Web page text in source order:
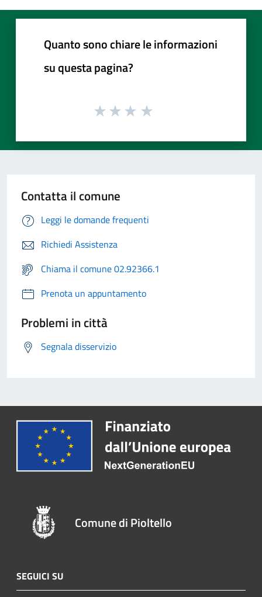
Quanto sono chiare le informazioni
su questa pagina?
Contatta il comune
Leggi le domande frequenti
Richiedi Assistenza
Chiama il comune 02.92366.1
Prenota un appuntamento
Problemi in città
Segnala disservizio
Comune di Pioltello
SEGUICI SU